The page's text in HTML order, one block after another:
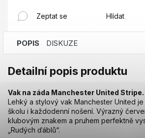
Zeptat se Hlídat
POPIS DISKUZE
Detailní popis produktu
Vak na záda Manchester United Stripe.
Lehký a stylový vak Manchester United je
školu i každodenní nošení. Výrazný
klubovým znakem a pruhem perfektně
„Rudých ďáblů“.